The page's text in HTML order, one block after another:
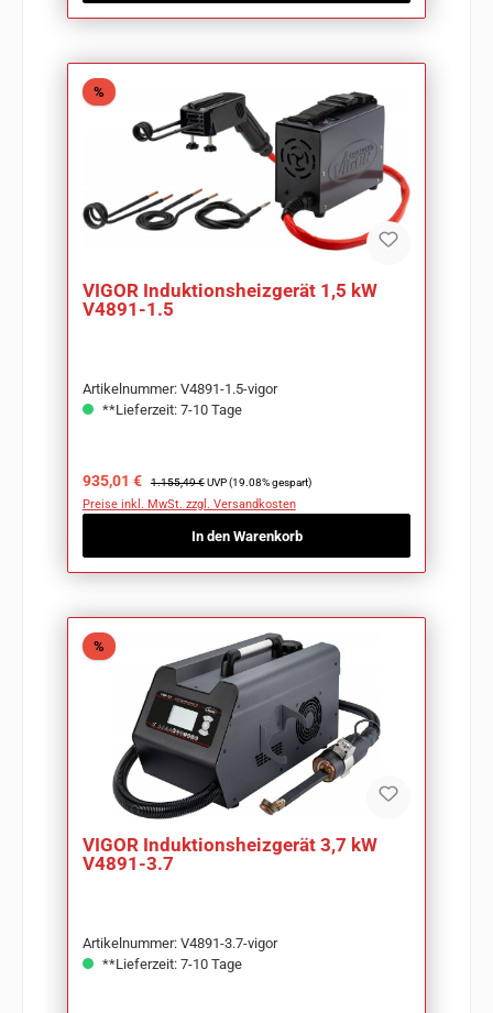
%Rabatt
VIGOR Induktionsheizgerät 1,5 kW
V4891-1.5
Artikelnummer: V4891-1.5-vigor
**Lieferzeit: 7-10 Tage
Verkaufspreis:
935,01 € Regulärer Preis:
1.155,49 € UVP (19.08% gespart)
Preise inkl. MwSt. zzgl. Versandkosten
In den Warenkorb
%Rabatt
VIGOR Induktionsheizgerät 3,7 kW
V4891-3.7
Artikelnummer: V4891-3.7-vigor
**Lieferzeit: 7-10 Tage